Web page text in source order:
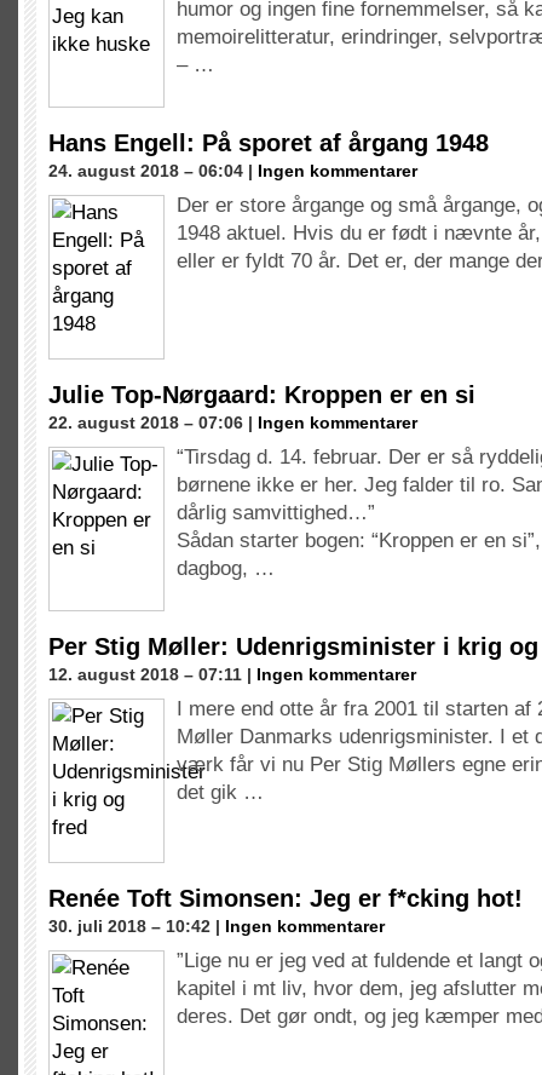
humor og ingen fine fornemmelser, så
memoirelitteratur, erindringer,
– …
Hans Engell: På sporet af årgang 1948
24. august 2018 – 06:04 | Ingen kommentarer
Der er store årgange og små årgange,
1948 aktuel. Hvis du er født i nævnte
eller er fyldt 70 år. Det er, der mange
Julie Top-Nørgaard: Kroppen er en si
22. august 2018 – 07:06 | Ingen kommentarer
“Tirsdag d. 14. februar. Der er så
børnene ikke er her. Jeg falder til ro.
dårlig samvittighed…”
Sådan starter bogen: “Kroppen er en
dagbog, …
Per Stig Møller: Udenrigsminister i krig
12. august 2018 – 07:11 | Ingen kommentarer
I mere end otte år fra 2001 til starten af
Møller Danmarks udenrigsminister. I et
værk får vi nu Per Stig Møllers egne
det gik …
Renée Toft Simonsen: Jeg er f*cking hot!
30. juli 2018 – 10:42 | Ingen kommentarer
”Lige nu er jeg ved at fuldende et langt
kapitel i mt liv, hvor dem, jeg afslutter
deres. Det gør ondt, og jeg kæmper